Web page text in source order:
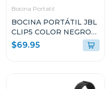
Bocina Portatil
BOCINA PORTÁTIL JBL
CLIP5 COLOR NEGRO
RESISTENTE AL AGUA Y
POLVO
$69.95